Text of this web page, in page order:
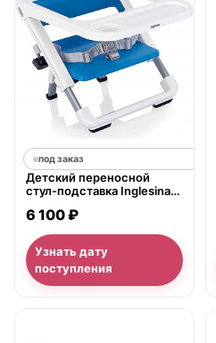
под заказ
Детский переносной
стул-подставка Inglesina
6 100 ₽
Узнать дату
поступления